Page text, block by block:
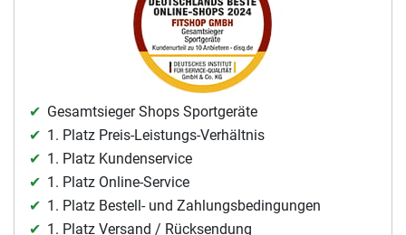
Gesamtsieger Shops Sportgeräte
1. Platz Preis-Leistungs-Verhältnis
1. Platz Kundenservice
1. Platz Online-Service
1. Platz Bestell- und Zahlungsbedingungen
1. Platz Versand / Rücksendung